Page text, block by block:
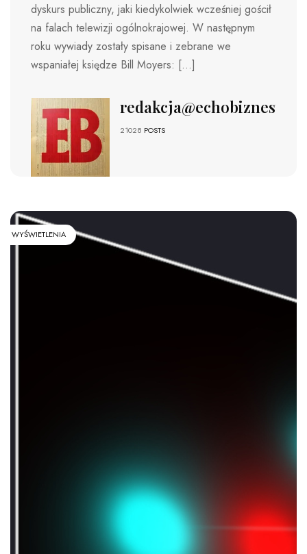
dyskurs publiczny, jaki kiedykolwiek wcześniej gościł
na falach telewizji ogólnokrajowej. W następnym
roku wywiady zostały spisane i zebrane we
wspaniałej księdze Bill Moyers: […]
redakcja@echobiznesu.pl
21028 POSTS
WYŚWIETLENIA